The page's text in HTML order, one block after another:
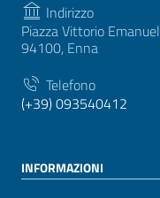
Indirizzo
Piazza Vittorio
94100, Enna
Telefono
(+39) 093540412
INFORMAZIONI